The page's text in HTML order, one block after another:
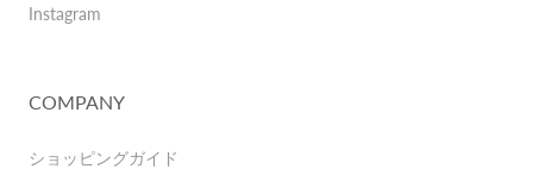
Instagram
COMPANY
ショッピングガイド